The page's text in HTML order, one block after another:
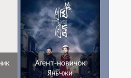
Агент-новичок
Яньчжи